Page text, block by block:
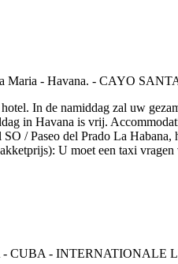
In de namiddag zal uw
in Havana is vrij.
/ Paseo del Prado La
U moet een taxi